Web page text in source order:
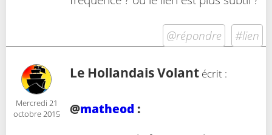
@répondre #lien
Mercredi 21
octobre 2015
Le Hollandais Volant écrit :
@matheod :